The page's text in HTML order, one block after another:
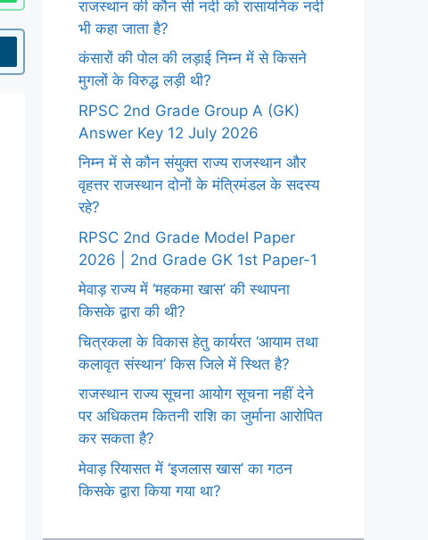
राजस्थान की कौन सी नदी को रासायनिक नदी
भी कहा जाता है?
कंसारों की पोल की लड़ाई निम्न में से किसने
मुगलों के विरुद्ध लड़ी थी?
RPSC 2nd Grade Group A (GK)
Answer Key 12 July 2026
निम्न में से कौन संयुक्त राज्य राजस्थान और
वृहत्तर राजस्थान दोनों के मंत्रिमंडल के सदस्य
रहे?
RPSC 2nd Grade Model Paper
2026 | 2nd Grade GK 1st Paper-1
मेवाड़ राज्य में ‘महकमा खास’ की स्थापना
किसके द्वारा की थी?
चित्रकला के विकास हेतु कार्यरत ‘आयाम तथा
कलावृत संस्थान’ किस जिले में स्थित है?
राजस्थान राज्य सूचना आयोग सूचना नहीं देने
पर अधिकतम कितनी राशि का जुर्माना आरोपित
कर सकता है?
मेवाड़ रियासत में ‘इजलास खास’ का गठन
किसके द्वारा किया गया था?